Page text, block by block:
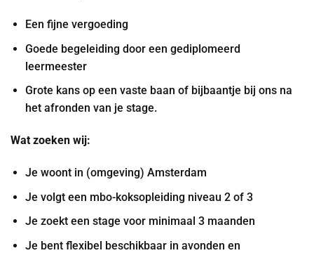
Een fijne vergoeding
Goede begeleiding door een gediplomeerd
leermeester
Grote kans op een vaste baan of bijbaantje bij ons na
het afronden van je stage.
Wat zoeken wij:
Je woont in (omgeving) Amsterdam
Je volgt een mbo-koksopleiding niveau 2 of 3
Je zoekt een stage voor minimaal 3 maanden
Je bent flexibel beschikbaar in avonden en